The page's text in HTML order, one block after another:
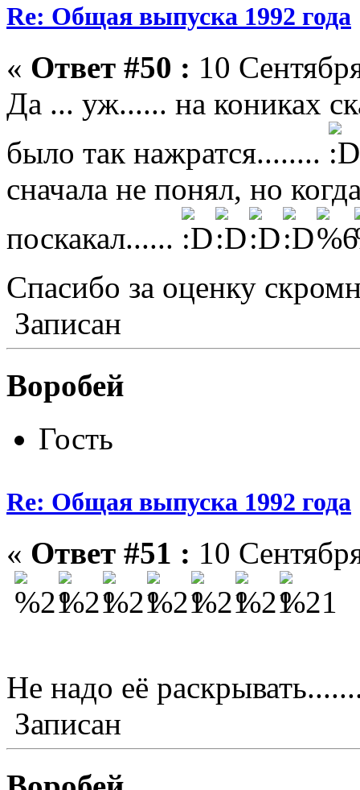
Re: Общая выпуска 1992 года
« Ответ #50 : 10
Да ... уж...... на кониках
было так нажратся........
сначала не понял, но
поскакал......
Спасибо за оценку
Записан
Воробей
Гость
Re: Общая выпуска 1992 года
« Ответ #51 : 10
Не надо её
Записан